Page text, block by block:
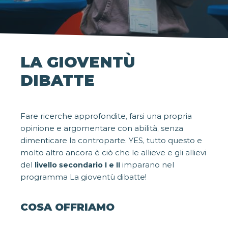
LA GIOVENTÙ
DIBATTE
Fare ricerche approfondite, farsi una propria
opinione e argomentare con abilità, senza
dimenticare la controparte. YES, tutto questo e
molto altro ancora è ciò che le allieve e gli allievi
del livello secondario I e II imparano nel
programma La gioventù dibatte!
COSA OFFRIAMO